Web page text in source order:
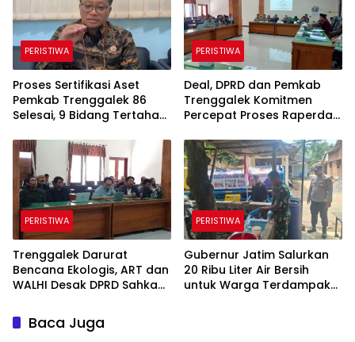
PERISTIWA
Proses Sertifikasi Aset
Pemkab Trenggalek 86
Selesai, 9 Bidang Tertahan
PERISTIWA
Deal, DPRD dan Pemkab
Trenggalek Komitmen
Percepat Proses Raperda
PERISTIWA
Trenggalek Darurat
Bencana Ekologis, ART dan
WALHI Desak DPRD Sahkan
PERISTIWA
Gubernur Jatim Salurkan
20 Ribu Liter Air Bersih
untuk Warga Terdampak
Baca Juga